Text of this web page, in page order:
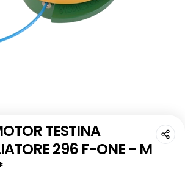
TESTINA
296 F-ONE - M